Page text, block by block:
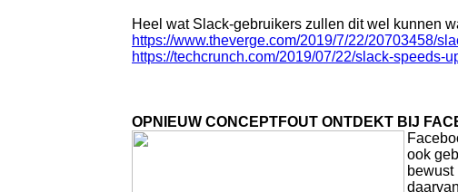
Heel wat Slack-gebruikers zullen dit wel kunnen
https://www.theverge.com/2019/7/22/20703458/
https://techcrunch.com/2019/07/22/slack-speeds-
OPNIEUW CONCEPTFOUT ONTDEKT BIJ
ook
bewust